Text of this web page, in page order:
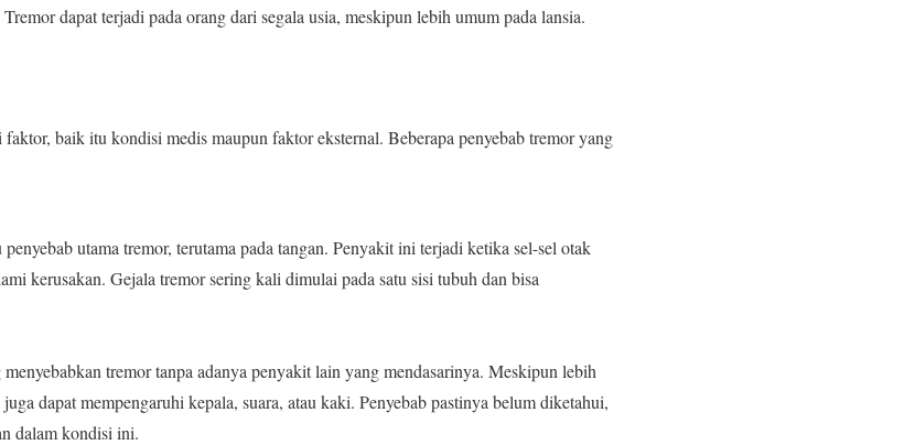
dapat terjadi pada orang dari segala usia, meskipun lebih umum pada lansia.
baik itu kondisi medis maupun faktor eksternal. Beberapa penyebab tremor yang
utama tremor, terutama pada tangan. Penyakit ini terjadi ketika sel-sel otak
kerusakan. Gejala tremor sering kali dimulai pada satu sisi tubuh dan bisa
tremor tanpa adanya penyakit lain yang mendasarinya. Meskipun lebih
dapat mempengaruhi kepala, suara, atau kaki. Penyebab pastinya belum diketahui,
dalam kondisi ini.